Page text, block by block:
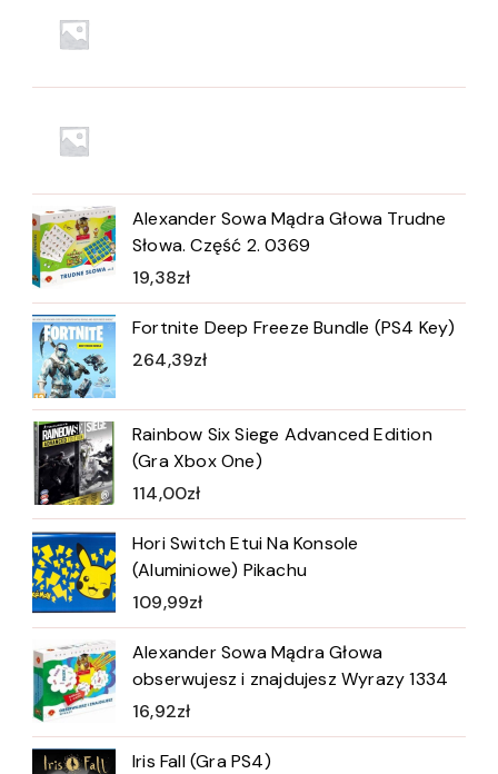
Alexander Sowa Mądra Głowa Trudne
Słowa. Część 2. 0369
19,38zł
Fortnite Deep Freeze Bundle (PS4 Key)
264,39zł
Rainbow Six Siege Advanced Edition
(Gra Xbox One)
114,00zł
Hori Switch Etui Na Konsole
(Aluminiowe) Pikachu
109,99zł
Alexander Sowa Mądra Głowa
obserwujesz i znajdujesz Wyrazy 1334
16,92zł
Iris Fall (Gra PS4)